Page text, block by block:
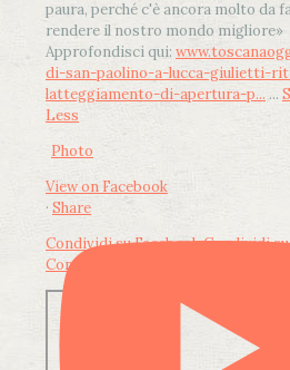
paura, perché c'è ancora molto da
rendere il nostro mondo migliore»
Approfondisci qui:
di-san-paolino-a-lucca-giulietti-
latteggiamento-di-apertura-p... ...
Less
Photo
View on Facebook
· Share
Condividi su FacebookCondividi
Condividi su LinkedIn